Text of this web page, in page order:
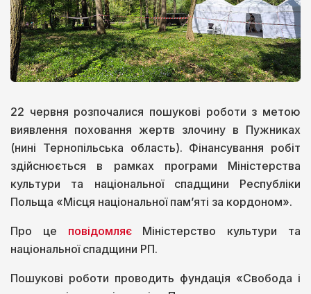
22 червня розпочалися пошукові роботи з метою
виявлення поховання жертв злочину в Пужниках
(нині Тернопільська область). Фінансування робіт
здійснюється в рамках програми Міністерства
культури та національної спадщини Республіки
Польща «Місця національної пам’яті за кордоном».
Про це повідомляєМіністерство культури та
національної спадщини РП.
Пошукові роботи проводить фундація «Свобода і